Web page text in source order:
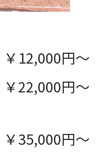
￥12,000円～
￥22,000円～
￥35,000円～